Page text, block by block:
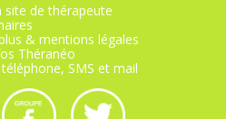
site de thérapeute
& mentions légales
Théranéo
SMS et mail